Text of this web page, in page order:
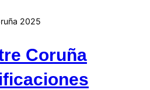
Coruña